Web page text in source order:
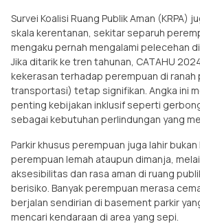
Survei Koalisi Ruang Publik Aman (KRPA)
skala kerentanan, sekitar separuh
mengaku pernah mengalami pelecehan
Jika ditarik ke tren tahunan, CATAHU
kekerasan terhadap perempuan di
transportasi) tetap signifikan. Angka ini
penting kebijakan inklusif seperti
sebagai kebutuhan perlindungan yang
Parkir khusus perempuan juga lahir
perempuan lemah ataupun dimanja,
aksesibilitas dan rasa aman di ruang
berisiko. Banyak perempuan merasa
berjalan sendirian di basement parkir
mencari kendaraan di area yang sepi.